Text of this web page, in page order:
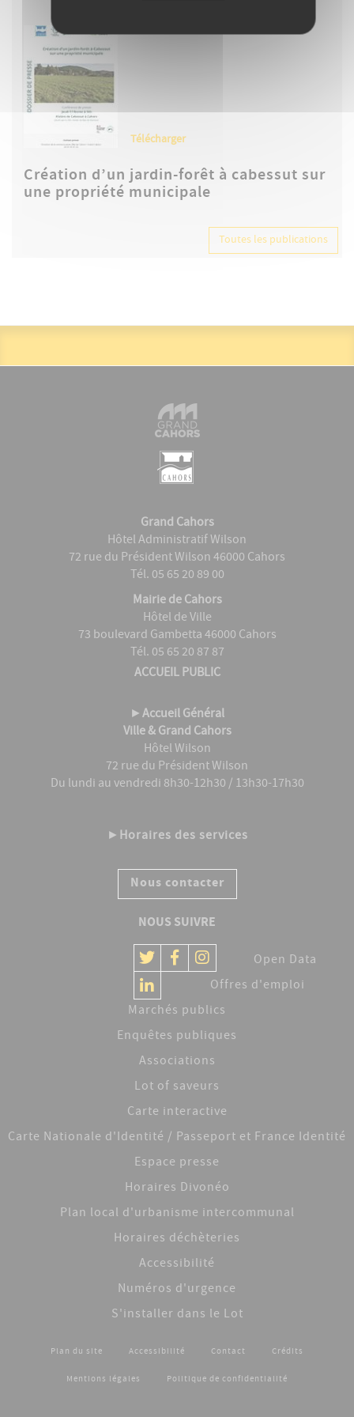
Télécharger
Création d’un jardin-forêt à cabessut sur
une propriété municipale
Toutes les publications
Grand Cahors
Hôtel Administratif Wilson
72 rue du Président Wilson 46000 Cahors
Tél. 05 65 20 89 00
Mairie de Cahors
Hôtel de Ville
73 boulevard Gambetta 46000 Cahors
Tél. 05 65 20 87 87
ACCUEIL PUBLIC
►Accueil Général
Ville & Grand Cahors
Hôtel Wilson
72 rue du Président Wilson
Du lundi au vendredi 8h30-12h30 / 13h30-17h30
► Horaires des services
Nous contacter
NOUS SUIVRE
Open Data
Offres d'emploi
Marchés publics
Enquêtes publiques
Associations
Lot of saveurs
Carte interactive
Carte Nationale d'Identité / Passeport et France Identité
Espace presse
Horaires Divonéo
Plan local d'urbanisme intercommunal
Horaires déchèteries
Accessibilité
Numéros d'urgence
S'installer dans le Lot
Footer menu
Plan du site Accessibilité Contact Crédits
Mentions légales Politique de confidentialité